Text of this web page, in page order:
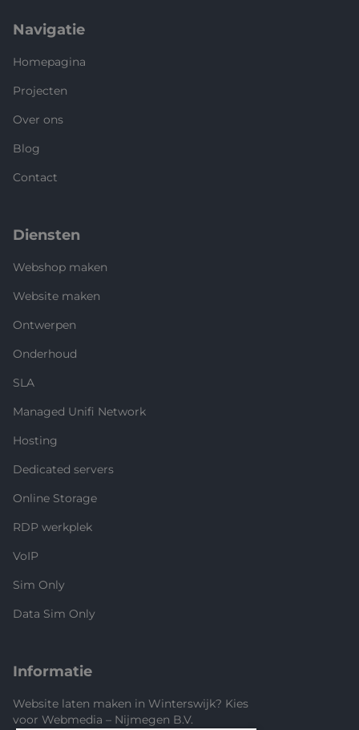
Navigatie
Homepagina
Projecten
Over ons
Blog
Contact
Diensten
Webshop maken
Website maken
Ontwerpen
Onderhoud
SLA
Managed Unifi Network
Hosting
Dedicated servers
Online Storage
RDP werkplek
VoIP
Sim Only
Data Sim Only
Informatie
Website laten maken in Winterswijk? Kies
voor Webmedia – Nijmegen B.V.